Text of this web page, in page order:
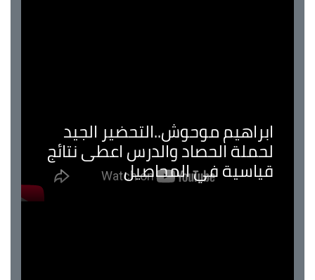
ابراهيم موحوش..التحضير الجيد
لحملة الحصاد والدرس اعطى نتائج
قياسية في المحاصيل